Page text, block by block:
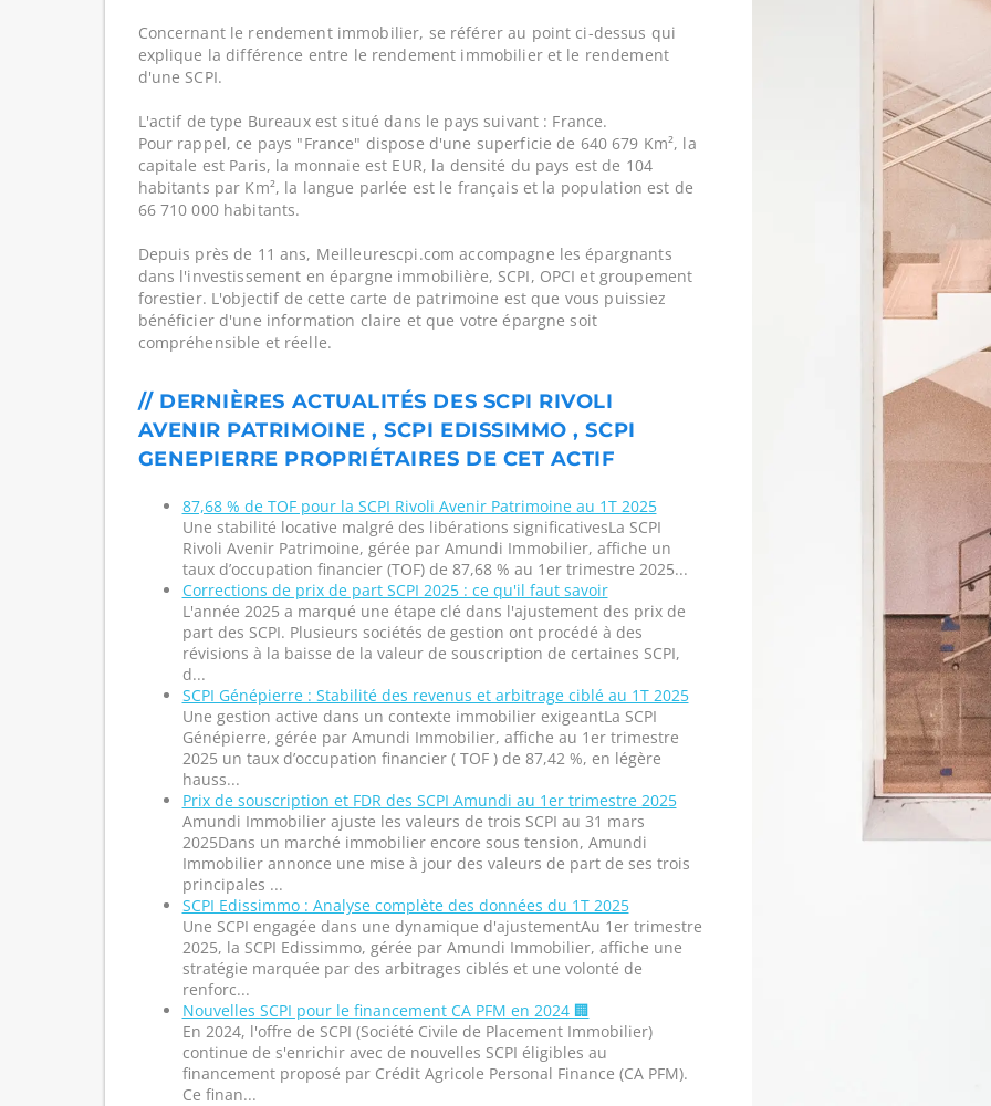
Concernant le rendement immobilier, se référer au point ci-dessus qui
explique la différence entre le rendement immobilier et le rendement
d'une SCPI.
L'actif de type Bureaux est situé dans le pays suivant : France.
Pour rappel, ce pays "France" dispose d'une superficie de 640 679 Km², la
capitale est Paris, la monnaie est EUR, la densité du pays est de 104
habitants par Km², la langue parlée est le français et la population est de
66 710 000 habitants.
Depuis près de 11 ans, Meilleurescpi.com accompagne les épargnants
dans l'investissement en épargne immobilière, SCPI, OPCI et groupement
forestier. L'objectif de cette carte de patrimoine est que vous puissiez
bénéficier d'une information claire et que votre épargne soit
compréhensible et réelle.
// DERNIÈRES ACTUALITÉS DES SCPI RIVOLI
AVENIR PATRIMOINE , SCPI EDISSIMMO , SCPI
GENEPIERRE PROPRIÉTAIRES DE CET ACTIF
87,68 % de TOF pour la SCPI Rivoli Avenir Patrimoine au 1T 2025
Une stabilité locative malgré des libérations significativesLa SCPI
Rivoli Avenir Patrimoine, gérée par Amundi Immobilier, affiche un
taux d’occupation financier (TOF) de 87,68 % au 1er trimestre 2025...
Corrections de prix de part SCPI 2025 : ce qu'il faut savoir
L'année 2025 a marqué une étape clé dans l'ajustement des prix de
part des SCPI. Plusieurs sociétés de gestion ont procédé à des
révisions à la baisse de la valeur de souscription de certaines SCPI,
d...
SCPI Génépierre : Stabilité des revenus et arbitrage ciblé au 1T 2025
Une gestion active dans un contexte immobilier exigeantLa SCPI
Génépierre, gérée par Amundi Immobilier, affiche au 1er trimestre
2025 un taux d’occupation financier ( TOF ) de 87,42 %, en légère
hauss...
Prix de souscription et FDR des SCPI Amundi au 1er trimestre 2025
Amundi Immobilier ajuste les valeurs de trois SCPI au 31 mars
2025Dans un marché immobilier encore sous tension, Amundi
Immobilier annonce une mise à jour des valeurs de part de ses trois
principales ...
SCPI Edissimmo : Analyse complète des données du 1T 2025
Une SCPI engagée dans une dynamique d'ajustementAu 1er trimestre
2025, la SCPI Edissimmo, gérée par Amundi Immobilier, affiche une
stratégie marquée par des arbitrages ciblés et une volonté de
renforc...
Nouvelles SCPI pour le financement CA PFM en 2024 🏢
En 2024, l'offre de SCPI (Société Civile de Placement Immobilier)
continue de s'enrichir avec de nouvelles SCPI éligibles au
financement proposé par Crédit Agricole Personal Finance (CA PFM).
Ce finan...